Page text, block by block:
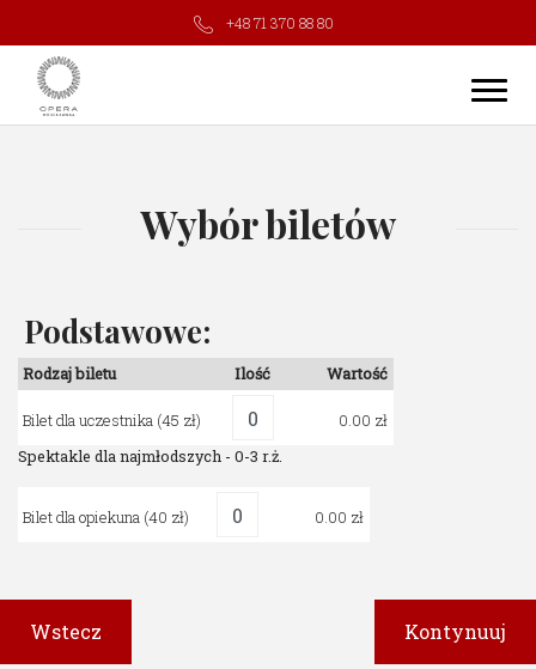
+48 71 370 88 80
Wybór biletów
Podstawowe:
Rodzaj biletu Ilość Wartość
Bilet dla uczestnika (45 zł)
0.00
Spektakle dla najmłodszych - 0-3 r.ż.
Bilet dla opiekuna (40 zł) 0.00